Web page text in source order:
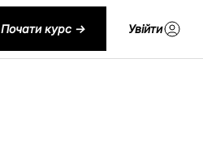
Увійти
Почати курс ->